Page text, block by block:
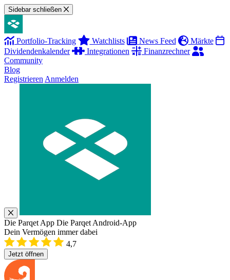
Sidebar schließen
Portfolio-Tracking Watchlists News Feed
Märkte
Dividendenkalender
Integrationen
Finanzrechner
Community
Blog
Registrieren Anmelden
Die Parqet App Die Parqet Android-App
Dein Vermögen immer dabei
4,7
Jetzt öffnen